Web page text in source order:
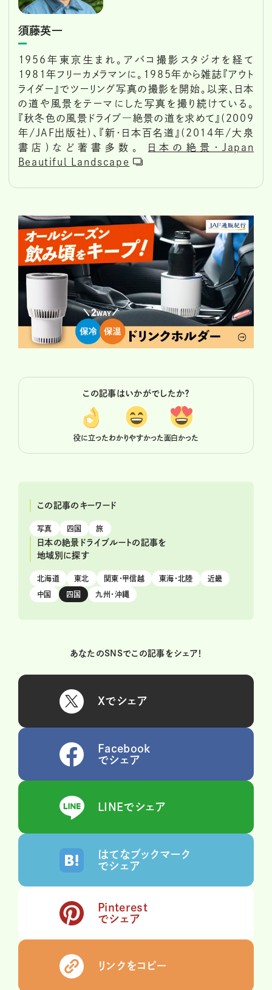
須藤英一
1956年東京生まれ。アバコ撮影スタジオを経て
1981年フリーカメラマンに。1985年から雑誌『アウト
ライダー』でツーリング写真の撮影を開始。以来、日本
の道や風景をテーマにした写真を撮り続けている。
『秋冬色の風景ドライブ―絶景の道を求めて』(2009
年/JAF出版社)、『新・日本百名道』(2014年/大泉
書店)など著書多数。
日本の絶景・Japan
Beautiful Landscape
この記事はいかがでしたか？
役に立ったわかりやすかった面白かった
この記事のキーワード
写真 四国 旅
日本の絶景ドライブルートの記事を
地域別に探す
北海道 東北 関東・甲信越 東海・北陸 近畿
中国 四国 九州・沖縄
あなたのSNSでこの記事をシェア！
Xでシェア
Facebook
でシェア
LINEでシェア
はてなブックマーク
でシェア
Pinterest
でシェア
リンクをコピー